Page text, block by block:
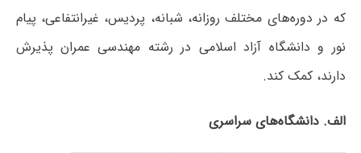
که در دوره‌های مختلف روزانه، شبانه، پردیس، غیرانتفاعی، پیام
نور و دانشگاه آزاد اﺳﻼمی در رشته مهندسی عمران پذیرش
دارند، کمک کند.
الف. دانشگاه‌های سراسری